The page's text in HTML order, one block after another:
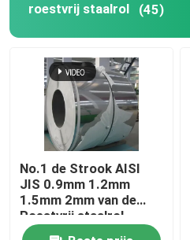
roestvrij staalrol (45)
No.1 de Strook AISI
JIS 0.9mm 1.2mm
1.5mm 2mm van de
Roestvrij staalrol